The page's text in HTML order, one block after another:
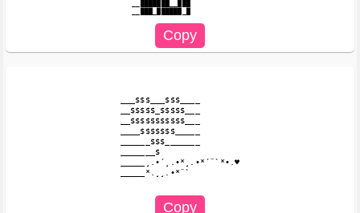
___$$$___$$$____
__$$$$$_$$$$$___
__$$$$$$$$$$$___
____$$$$$$$_____
______$$$_______
_______$
_____¸.•´¸.•*¸.•*´¨`*•.♥
_____*.¸¸.•*¨`